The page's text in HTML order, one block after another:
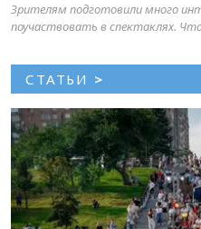
Зрителям подготовили много
поучаствовать в спектаклях.
СТАТЬИ >